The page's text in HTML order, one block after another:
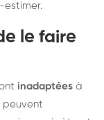
estimer.
le faire
inadaptées à
peuvent